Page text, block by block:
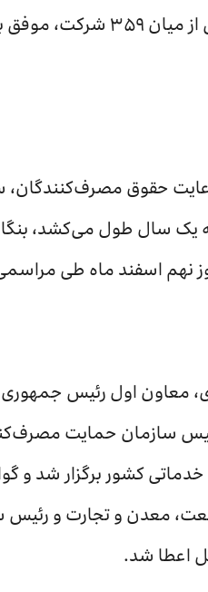
مصرف‌کنندگان و تولیدکنندگان، شرکت
حقوق مصرف‌کنندگان،
یک سال طول می‌کشد،
نهم اسفند ماه طی
معاون اول رئیس
سازمان حمایت
کشور برگزار شد و
معدن و تجارت و رئیس
اعطا شد.